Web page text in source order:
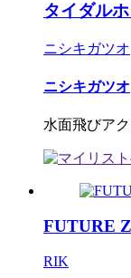
タイダル
ニシキガツオ
ニシキガツオ
水面飛びア
FUTURE
RIK